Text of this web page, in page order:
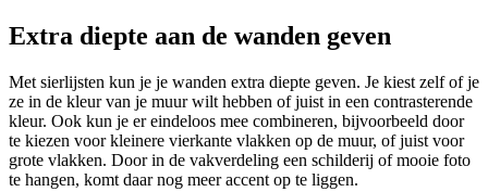
Extra diepte aan de wanden geven
Met sierlijsten kun je je wanden extra diepte geven. Je kiest zelf of je
ze in de kleur van je muur wilt hebben of juist in een contrasterende
kleur. Ook kun je er eindeloos mee combineren, bijvoorbeeld door
te kiezen voor kleinere vierkante vlakken op de muur, of juist voor
grote vlakken. Door in de vakverdeling een schilderij of mooie foto
te hangen, komt daar nog meer accent op te liggen.